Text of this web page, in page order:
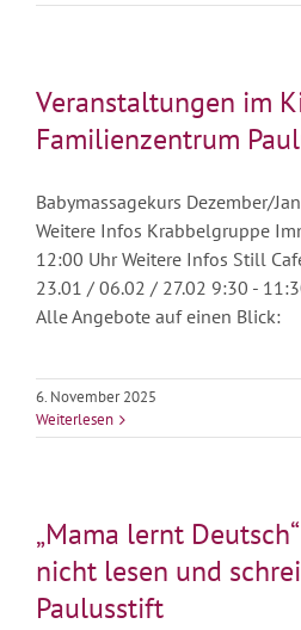
Veranstaltungen im
Familienzentrum
Babymassagekurs Dezember/
Weitere Infos Krabbelgruppe
12:00 Uhr Weitere Infos Still
23.01 / 06.02 / 27.02 9:30 -
Alle Angebote auf einen Blick:
6. November 2025
Weiterlesen
„Mama lernt
nicht lesen und
Paulusstift